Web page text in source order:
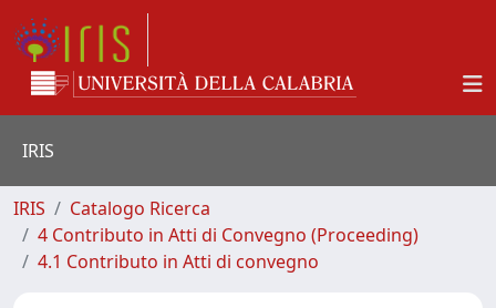
IRIS
IRIS
Catalogo Ricerca
4 Contributo in Atti di Convegno (Proceeding)
4.1 Contributo in Atti di convegno